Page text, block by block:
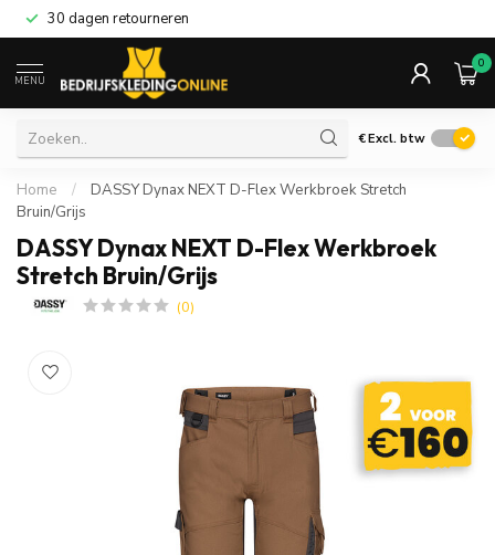
30 dagen retourneren
MENU
0
€Excl. btw
Home /
DASSY Dynax NEXT D-Flex Werkbroek Stretch
Bruin/Grijs
DASSY Dynax NEXT D-Flex Werkbroek
Stretch Bruin/Grijs
(0)